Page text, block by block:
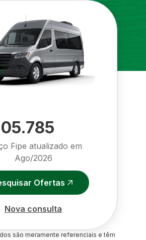
Fipe atualizado em
Ago/2026
Ofertas
Nova consulta
são meramente referenciais e têm